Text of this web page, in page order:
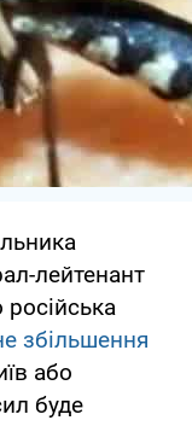
лейтенант
збільшення
або
буде